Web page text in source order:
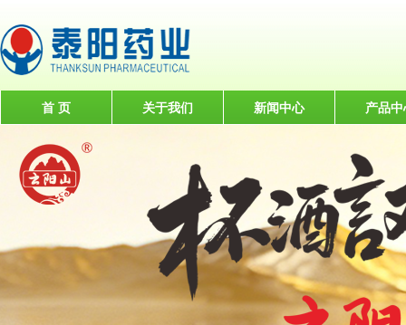
首 页 关于我们 新闻中心 产品中